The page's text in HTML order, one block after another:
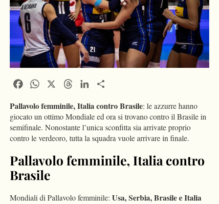
FacebookWhatsApp ThreadsLinkedIn
Pallavolo femminile, Italia contro Brasile: le azzurre hanno
giocato un ottimo Mondiale ed ora si trovano contro il Brasile in
semifinale. Nonostante l’unica sconfitta sia arrivate proprio
contro le verdeoro, tutta la squadra vuole arrivare in finale.
Pallavolo femminile, Italia contro
Brasile
Mondiali di Pallavolo femminile: Usa, Serbia, Brasile e Italia